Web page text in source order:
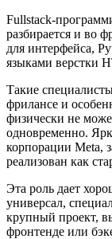
Fullstack-
разбирается и во
для интерфейса,
языками верстки
Такие
фрилансе и
физически не
одновременно.
корпорации Meta,
реализован как
Эта роль дает
универсал,
крупный проект,
фронтенде или